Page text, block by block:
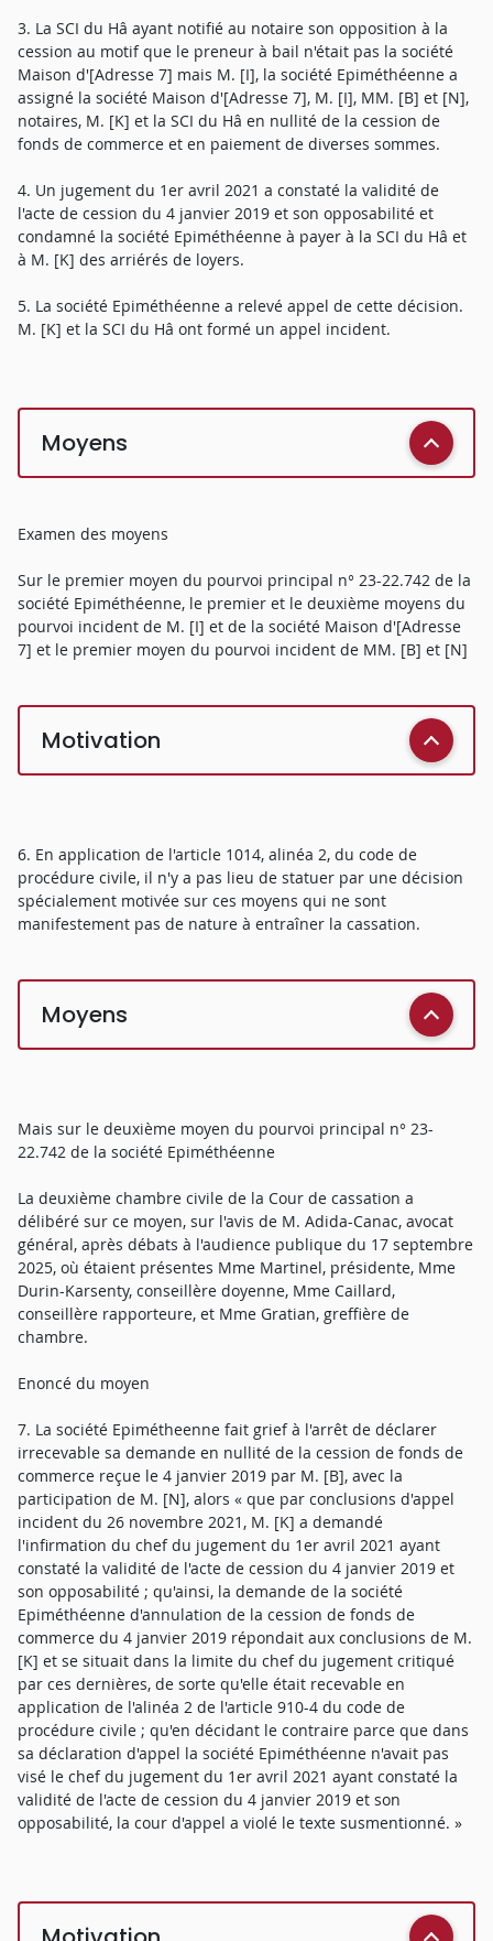
3. La SCI du Hâ ayant notifié au notaire son opposition à la
cession au motif que le preneur à bail n'était pas la société
Maison d'[Adresse 7] mais M. [I], la société Epiméthéenne a
assigné la société Maison d'[Adresse 7], M. [I], MM. [B] et [N],
notaires, M. [K] et la SCI du Hâ en nullité de la cession de
fonds de commerce et en paiement de diverses sommes.
4. Un jugement du 1er avril 2021 a constaté la validité de
l'acte de cession du 4 janvier 2019 et son opposabilité et
condamné la société Epiméthéenne à payer à la SCI du Hâ et
à M. [K] des arriérés de loyers.
5. La société Epiméthéenne a relevé appel de cette décision.
M. [K] et la SCI du Hâ ont formé un appel incident.
Moyens
Examen des moyens
Sur le premier moyen du pourvoi principal n° 23-22.742 de la
société Epiméthéenne, le premier et le deuxième moyens du
pourvoi incident de M. [I] et de la société Maison d'[Adresse
7] et le premier moyen du pourvoi incident de MM. [B] et [N]
Motivation
6. En application de l'article 1014, alinéa 2, du code de
procédure civile, il n'y a pas lieu de statuer par une décision
spécialement motivée sur ces moyens qui ne sont
manifestement pas de nature à entraîner la cassation.
Moyens
Mais sur le deuxième moyen du pourvoi principal n° 23-
22.742 de la société Epiméthéenne
La deuxième chambre civile de la Cour de cassation a
délibéré sur ce moyen, sur l'avis de M. Adida-Canac, avocat
général, après débats à l'audience publique du 17 septembre
2025, où étaient présentes Mme Martinel, présidente, Mme
Durin-Karsenty, conseillère doyenne, Mme Caillard,
conseillère rapporteure, et Mme Gratian, greffière de
chambre.
Enoncé du moyen
7. La société Epimétheenne fait grief à l'arrêt de déclarer
irrecevable sa demande en nullité de la cession de fonds de
commerce reçue le 4 janvier 2019 par M. [B], avec la
participation de M. [N], alors « que par conclusions d'appel
incident du 26 novembre 2021, M. [K] a demandé
l'infirmation du chef du jugement du 1er avril 2021 ayant
constaté la validité de l'acte de cession du 4 janvier 2019 et
son opposabilité ; qu'ainsi, la demande de la société
Epiméthéenne d'annulation de la cession de fonds de
commerce du 4 janvier 2019 répondait aux conclusions de M.
[K] et se situait dans la limite du chef du jugement critiqué
par ces dernières, de sorte qu'elle était recevable en
application de l'alinéa 2 de l'article 910-4 du code de
procédure civile ; qu'en décidant le contraire parce que dans
sa déclaration d'appel la société Epiméthéenne n'avait pas
visé le chef du jugement du 1er avril 2021 ayant constaté la
validité de l'acte de cession du 4 janvier 2019 et son
opposabilité, la cour d'appel a violé le texte susmentionné. »